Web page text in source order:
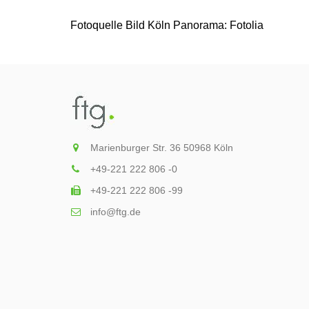
Fotoquelle Bild Köln Panorama: Fotolia
Marienburger Str. 36 50968 Köln
+49-221 222 806 -0
+49-221 222 806 -99
info@ftg.de